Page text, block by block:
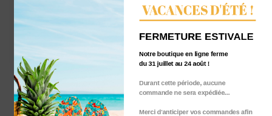
Blouson – COUTANCES et ses coordonnées
sur le cœur 2
95,00
VACANCES D'ÉTÉ !
Notre boutique en ligne ferme
du 31 juillet au 24 août !
Durant cette période, aucune
commande ne sera expédiée...
Merci d'anticiper vos commandes afin
FERMETURE ESTIVALE